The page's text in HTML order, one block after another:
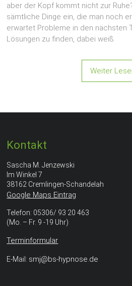
aber der Kopf kommt nicht zur
sämtliche Dinge ein, die man noch
erwartet Probleme in den nächsten
Lösungen zu finden, dabei weiß
Weiter
Kontakt
Sascha M. Jenzewski
Im Winkel 7
38162 Cremlingen-Schandelah
Google Maps Eintrag
Telefon: 05306/ 93 20 463
(Mo. – Fr. 9 -19 Uhr)
Terminformular
E-Mail: smj@bs-hypnose.de